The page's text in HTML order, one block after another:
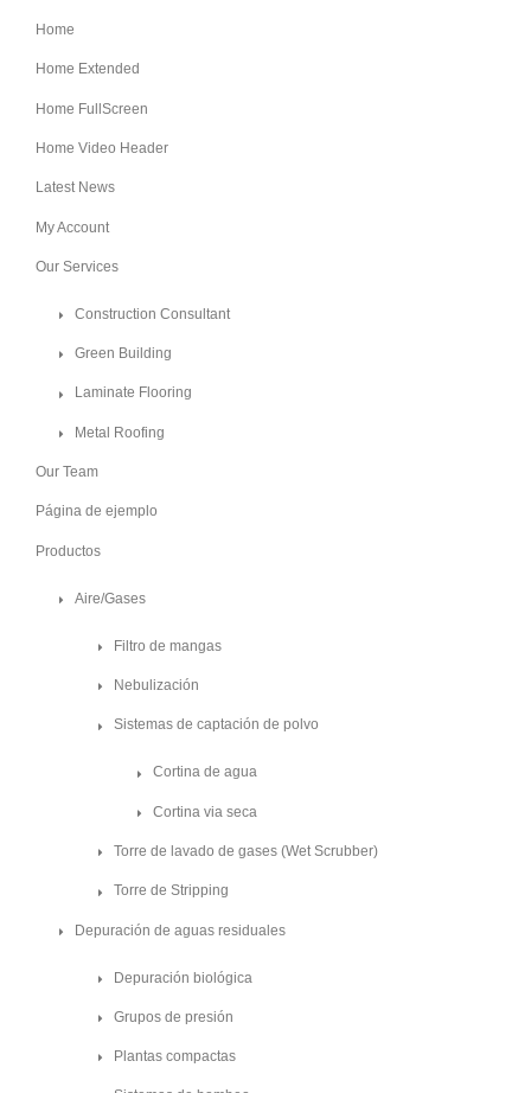
Home
Home Extended
Home FullScreen
Home Video Header
Latest News
My Account
Our Services
Construction Consultant
Green Building
Laminate Flooring
Metal Roofing
Our Team
Página de ejemplo
Productos
Aire/Gases
Filtro de mangas
Nebulización
Sistemas de captación de polvo
Cortina de agua
Cortina via seca
Torre de lavado de gases (Wet Scrubber)
Torre de Stripping
Depuración de aguas residuales
Depuración biológica
Grupos de presión
Plantas compactas